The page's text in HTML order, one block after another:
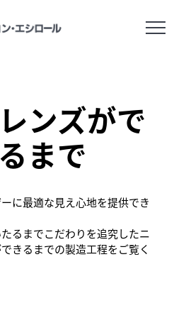
ス News
Company
る情報 Careers
ンズがで
まで
に最適な見え心地を提供でき
るまでこだわりを追究したニ
きるまでの製造工程をご覧く